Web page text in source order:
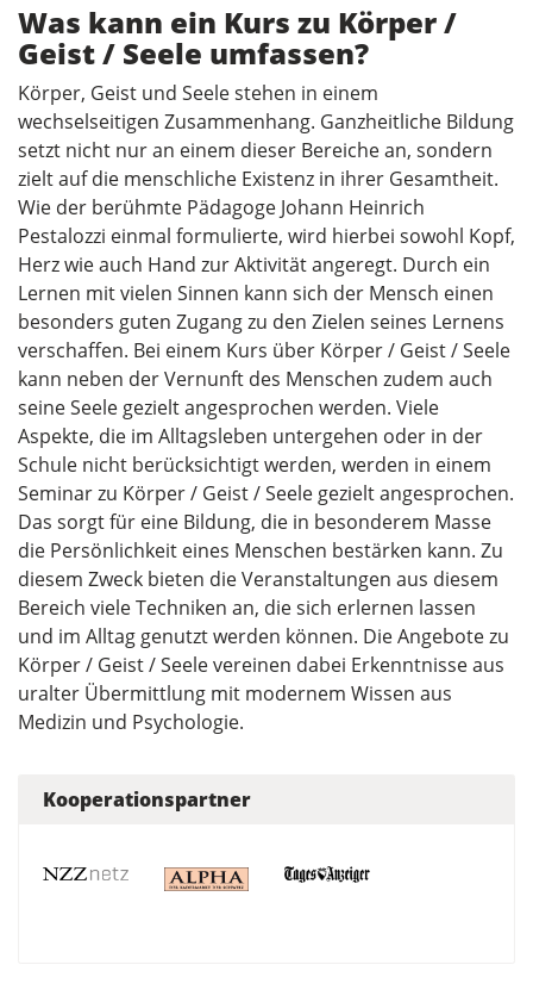
Was kann ein Kurs zu Körper /
Geist / Seele umfassen?
Körper, Geist und Seele stehen in einem
wechselseitigen Zusammenhang. Ganzheitliche Bildung
setzt nicht nur an einem dieser Bereiche an, sondern
zielt auf die menschliche Existenz in ihrer Gesamtheit.
Wie der berühmte Pädagoge Johann Heinrich
Pestalozzi einmal formulierte, wird hierbei sowohl Kopf,
Herz wie auch Hand zur Aktivität angeregt. Durch ein
Lernen mit vielen Sinnen kann sich der Mensch einen
besonders guten Zugang zu den Zielen seines Lernens
verschaffen. Bei einem Kurs über Körper / Geist / Seele
kann neben der Vernunft des Menschen zudem auch
seine Seele gezielt angesprochen werden. Viele
Aspekte, die im Alltagsleben untergehen oder in der
Schule nicht berücksichtigt werden, werden in einem
Seminar zu Körper / Geist / Seele gezielt angesprochen.
Das sorgt für eine Bildung, die in besonderem Masse
die Persönlichkeit eines Menschen bestärken kann. Zu
diesem Zweck bieten die Veranstaltungen aus diesem
Bereich viele Techniken an, die sich erlernen lassen
und im Alltag genutzt werden können. Die Angebote zu
Körper / Geist / Seele vereinen dabei Erkenntnisse aus
uralter Übermittlung mit modernem Wissen aus
Medizin und Psychologie.
Kooperationspartner